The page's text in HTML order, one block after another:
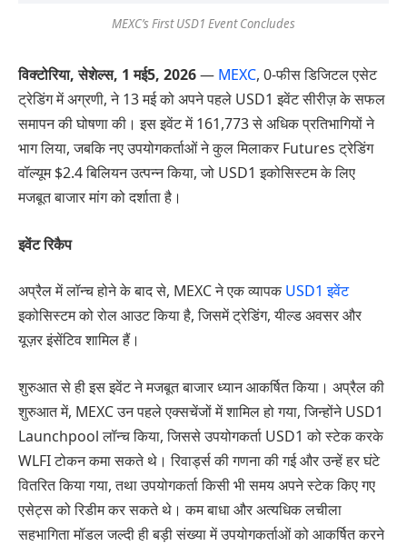
MEXC’s First USD1 Event Concludes
विक्टोरिया, सेशेल्स, 1 मई5, 2026— MEXC, 0-फीस डिजिटल एसेट
ट्रेडिंग में अग्रणी, ने 13 मई को अपने पहले USD1 इवेंट सीरीज़ के सफल
समापन की घोषणा की। इस इवेंट में 161,773 से अधिक प्रतिभागियों ने
भाग लिया, जबकि नए उपयोगकर्ताओं ने कुल मिलाकर Futures ट्रेडिंग
वॉल्यूम $2.4 बिलियन उत्पन्न किया, जो USD1 इकोसिस्टम के लिए
मजबूत बाजार मांग को दर्शाता है।
इवेंट रिकैप
अप्रैल में लॉन्च होने के बाद से, MEXC ने एक व्यापकUSD1 इवेंट
इकोसिस्टम को रोल आउट किया है, जिसमें ट्रेडिंग, यील्ड अवसर और
यूज़र इंसेंटिव शामिल हैं।
शुरुआत से ही इस इवेंट ने मजबूत बाजार ध्यान आकर्षित किया। अप्रैल की
शुरुआत में, MEXC उन पहले एक्सचेंजों में शामिल हो गया, जिन्होंने USD1
Launchpool लॉन्च किया, जिससे उपयोगकर्ता USD1 को स्टेक करके
WLFI टोकन कमा सकते थे। रिवार्ड्स की गणना की गई और उन्हें हर घंटे
वितरित किया गया, तथा उपयोगकर्ता किसी भी समय अपने स्टेक किए गए
एसेट्स को रिडीम कर सकते थे। कम बाधा और अत्यधिक लचीला
सहभागिता मॉडल जल्दी ही बड़ी संख्या में उपयोगकर्ताओं को आकर्षित करने